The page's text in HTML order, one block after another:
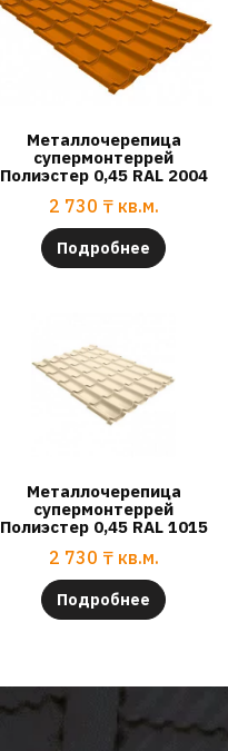
Металлочерепица
супермонтеррей
Полиэстер 0,45 RAL 2004
2 730 ₸ кв.м.
Подробнее
Металлочерепица
супермонтеррей
Полиэстер 0,45 RAL 1015
2 730 ₸ кв.м.
Подробнее